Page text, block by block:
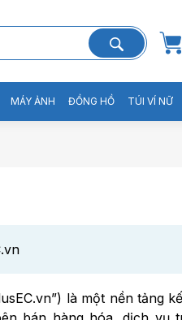
MÁY ẢNH ĐỒNG HỒ TÚI VÍ NỮ
là một nền tảng